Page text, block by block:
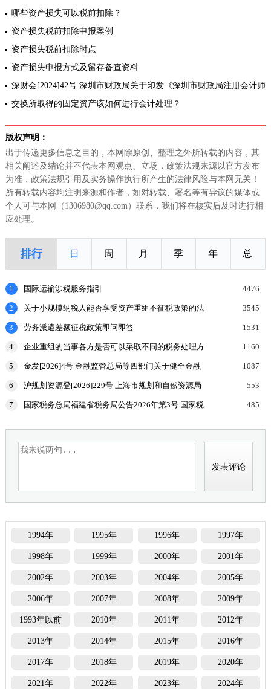
哪些资产损失可以税前扣除？
资产损失税前扣除申报案例
资产损失税前扣除时点
资产损失申报方式及留存备查资料
深财会[2024]42号 深圳市财政局关于印发《深圳市财政局注册会计师
和资产评估行业高质量发展行动计划2023-2024年度奖励补贴申报指
交换所取得的固定资产该如何进行会计处理？
版权声明：
出于传递更多信息之目的，本网除原创、整理之外所转载的内容，其
相关阐述及结论并不代表本网观点、立场，政策法规来源以官方发布
为准，政策法规引用及实务操作执行所产生的法律风险与本网无关！
所有转载内容均注明来源和作者，如对转载、署名等有异议的媒体或
个人可与本网（1306980@qq.com）联系，我们将在核实后及时进行相
应处理。
排行 日 周 月 季 年 总
1 国际运输涉税服务指引 4476
2
关于小规模纳税人能否享受资产重组不征税政策的法
3545
3 劳务派遣差额征税政策即问即答 1531
4
企业重组的当事各方是否可以采取不同的税务处理方
1160
5
金发[2026]4号 金融监管总局等四部门关于健全金融
1087
6
沪规划资源登[2026]229号 上海市规划和自然资源局
置
553
7
国家税务总局福建省税务局公告2026年第3号 国家税
试点
485
1994年 1995年 1996年 1997年
1998年 1999年 2000年 2001年
2002年 2003年 2004年 2005年
2006年 2007年 2008年 2009年
1993年以前 2010年 2011年 2012年
2013年 2014年 2015年 2016年
2017年 2018年 2019年 2020年
2021年 2022年 2023年 2024年